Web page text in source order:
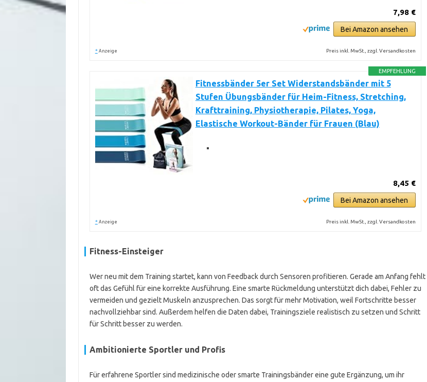
7,98 €
Bei Amazon ansehen
* Anzeige Preis inkl. MwSt., zzgl. Versandkosten
EMPFEHLUNG
Fitnessbänder 5er Set Widerstandsbänder mit 5
Stufen Übungsbänder für Heim-Fitness, Stretching,
Krafttraining, Physiotherapie, Pilates, Yoga,
Elastische Workout-Bänder für Frauen (Blau)
8,45 €
Bei Amazon ansehen
* Anzeige Preis inkl. MwSt., zzgl. Versandkosten
Fitness-Einsteiger
Wer neu mit dem Training startet, kann von Feedback durch Sensoren profitieren. Gerade am Anfang fehlt
oft das Gefühl für eine korrekte Ausführung. Eine smarte Rückmeldung unterstützt dich dabei, Fehler zu
vermeiden und gezielt Muskeln anzusprechen. Das sorgt für mehr Motivation, weil Fortschritte besser
nachvollziehbar sind. Außerdem helfen die Daten dabei, Trainingsziele realistisch zu setzen und Schritt
für Schritt besser zu werden.
Ambitionierte Sportler und Profis
Für erfahrene Sportler sind medizinische oder smarte Trainingsbänder eine gute Ergänzung, um ihr